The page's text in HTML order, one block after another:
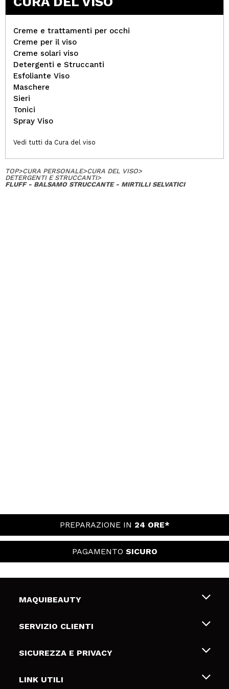
Creme e trattamenti per occhi
Creme per il viso
Creme solari viso
Detergenti e Struccanti
Esfoliante Viso
Maschere
Sieri
Tonici
Spray Viso
Vedi tutti da Cura del viso
TOP>CURA PERSONALE>CURA DEL VISO>
DETERGENTI E STRUCCANTI>
FLUFF - BALSAMO STRUCCANTE - MIRTILLI SELVATICI
PREPARAZIONE IN 24 ORE*
PAGAMENTO SICURO
MAQUIBEAUTY
Chi siamo
Gift Cards
SERVIZIO CLIENTI
Spedizioni & Resi
Metodi di pagamamento
SICUREZZA E PRIVACY
Termini e condizioni
LINK UTILI